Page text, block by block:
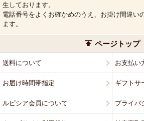
生しております。
電話番号をよくお確かめのうえ、お掛け間違い
ます。
ページトップ
送料について お支払い
お届け時間帯指定 ギフトサ
ルピシア会員について プライバ